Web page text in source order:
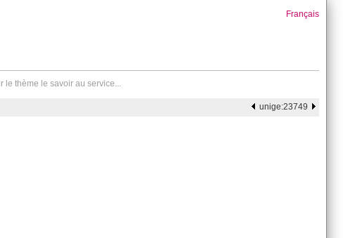
Français
le thème le savoir au service...
unige:23749